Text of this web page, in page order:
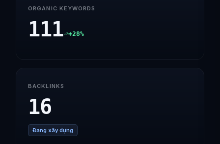
ORGANIC KEYWORDS
111 +28%
BACKLINKS
16
Đang xây dựng